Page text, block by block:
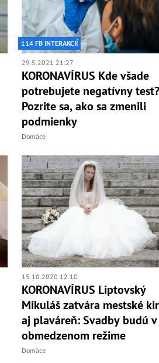
114 FB INTERAKCIÍ
29.5.2021 21:27
KORONAVÍRUS Kde všade
potrebujete negatívny
Pozrite sa, ako sa zmenili
podmienky
Domáce
15.10.2020 12:10
KORONAVÍRUS Liptovský
Mikuláš zatvára mestské
aj plaváreň: Svadby budú v
obmedzenom režime
Domáce